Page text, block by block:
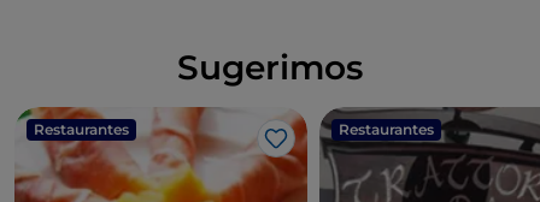
Sugerimos
Restaurantes
Me gusta
Restaurantes